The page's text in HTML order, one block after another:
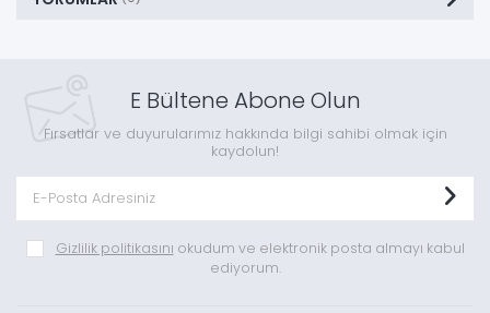
E Bültene Abone Olun
Fırsatlar ve duyurularımız hakkında bilgi sahibi olmak için
kaydolun!
Gizlilik politikasını okudum ve elektronik posta almayı kabul
ediyorum.